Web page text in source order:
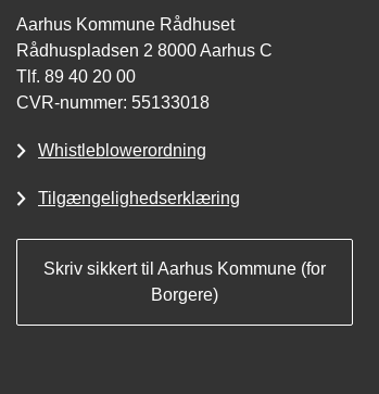
Aarhus Kommune Rådhuset
Rådhuspladsen 2 8000 Aarhus C
Tlf. 89 40 20 00
CVR-nummer: 55133018
Whistleblowerordning
Tilgængelighedserklæring
Skriv sikkert til Aarhus Kommune (for
Borgere)